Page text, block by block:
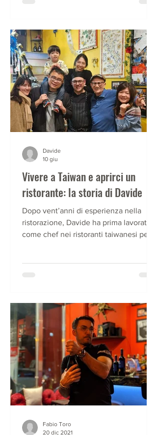
Vivere a Taiwan e aprirci un
ristorante: la storia di Davide
Dopo vent’anni di esperienza nella
ristorazione, Davide ha prima lavorato
come chef nei ristoranti taiwanesi per
lavorato come chef nei ristoranti
taiwanesi per poi aprire con la moglie
nel 2022 il ristorante “Alassio”,
chiamato così onore della sua città di
provenienza.
Davide
10 giu
Fabio Toro
20 dic 2021